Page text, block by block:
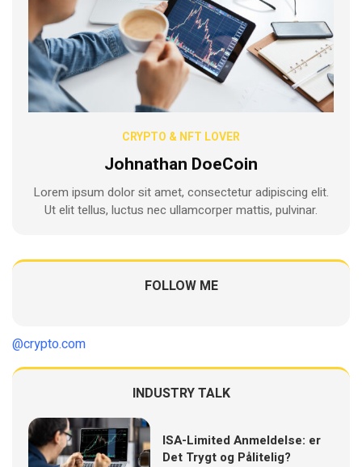
CRYPTO & NFT LOVER
Johnathan DoeCoin
Lorem ipsum dolor sit amet, consectetur adipiscing elit.
Ut elit tellus, luctus nec ullamcorper mattis, pulvinar.
FOLLOW ME
@crypto.com
INDUSTRY TALK
ISA-Limited Anmeldelse: er
Det Trygt og Pålitelig?